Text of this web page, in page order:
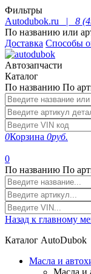
Фильтры
Autodubok.ru |
8
По названию или
Доставка Способы
Автозапчасти
Каталог
По названию По
0Корзина 0руб.
0
По названию По
Назад к главному
Каталог AutoDubok
Масла и
Масла и